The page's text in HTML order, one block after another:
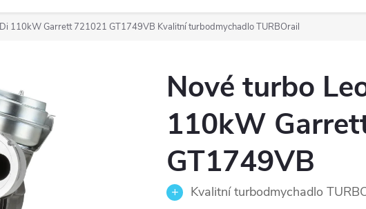
110kW Garrett 721021 GT1749VB Kvalitní turbodmychadlo TURBOrail
Nové turbo
110kW
GT1749VB
Kvalitní turbodmychadlo